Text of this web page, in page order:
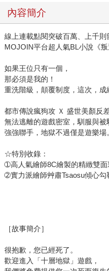
內容簡介
線上連載點閱突破百萬、上千
MOJOIN平台超人氣BL小說《
如果王位只有一個，
那必須是我的！
重洗階級，顛覆制度，這次，成
都市傳說瘋狗攻 Ｘ 盛世美顏反
無法逃離的遊戲密室，馴服與被
強強聯手，地獄不過僅是遊樂場
☆特別收錄：
➀高人氣繪師8C繪製的精緻雙面
➁實力派繪師艸肅Tsaosu傾心勾
［故事簡介］
很抱歉，您已經死了。
歡迎進入「十層地獄」遊戲，